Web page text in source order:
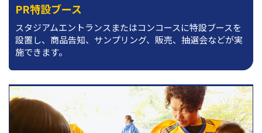
PR特設ブース
スタジアムエントランスまたはコンコースに特設ブースを
設置し、商品告知、サンプリング、販売、抽選会などが実
施できます。